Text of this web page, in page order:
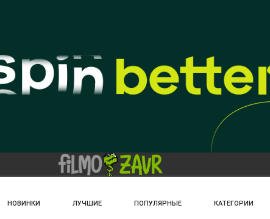
НОВИНКИ ЛУЧШИЕ ПОПУЛЯРНЫЕ КАТЕГОРИИ